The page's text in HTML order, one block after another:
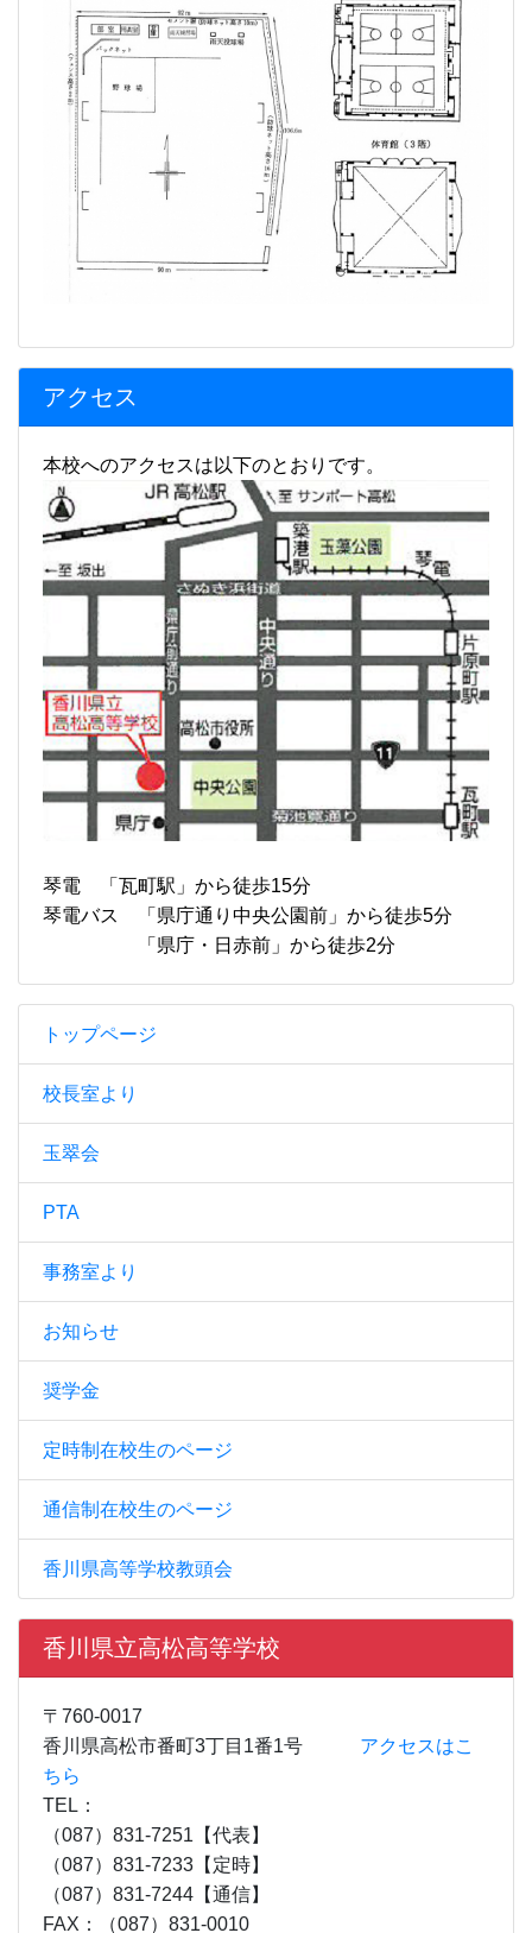
トップページ
校長室より
玉翠会
PTA
事務室より
お知らせ
奨学金
定時制在校生のページ
通信制在校生のページ
香川県高等学校教頭会
香川県立高松高等学校
〒760-0017
香川県高松市番町3丁目1番1号 アクセスはこ
ちら
TEL：
（087）831-7251【代表】
（087）831-7233【定時】
（087）831-7244【通信】
FAX：（087）831-0010
アクセス
本校へのアクセスは以下のとおりです。
琴電 「瓦町駅」から徒歩15分
琴電バス 「県庁通り中央公園前」から徒歩5分
「県庁・日赤前」から徒歩2分